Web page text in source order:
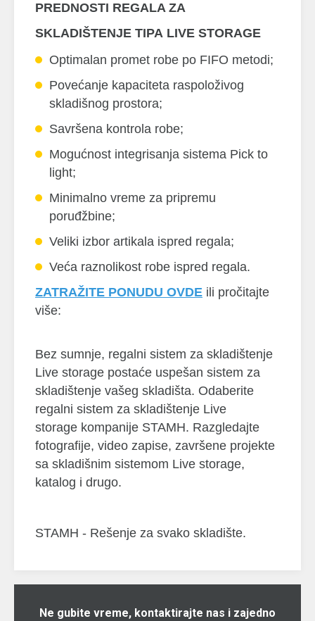
PREDNOSTI REGALA ZA
SKLADIŠTENJE TIPA LIVE STORAGE
Optimalan promet robe po FIFO metodi;
Povećanje kapaciteta raspoloživog
skladišnog prostora;
Savršena kontrola robe;
Mogućnost integrisanja sistema Pick to
light;
Minimalno vreme za pripremu
poruđžbine;
Veliki izbor artikala ispred regala;
Veća raznolikost robe ispred regala.
ZATRAŽITE PONUDU OVDE ili pročitajte
više:
Bez sumnje, regalni sistem za skladištenje
Live storage postaće uspešan sistem za
skladištenje vašeg skladišta. Odaberite
regalni sistem za skladištenje Live
storage kompanije STAMH. Razgledajte
fotografije, video zapise, završene projekte
sa skladišnim sistemom Live storage,
katalog i drugo.
STAMH - Rešenje za svako skladište.
Ne gubite vreme, kontaktirajte nas i zajedno